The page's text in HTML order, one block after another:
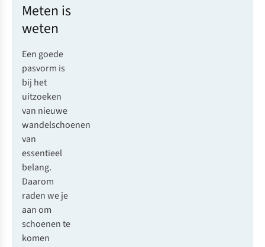
Meten is
weten
Een goede
pasvorm is
bij het
uitzoeken
van nieuwe
wandelschoenen
van
essentieel
belang.
Daarom
raden we je
aan om
schoenen te
komen